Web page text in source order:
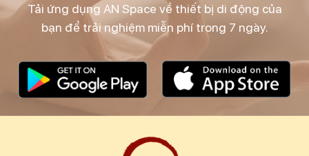
Tải ứng dụng AN Space về thiết bị di động của
bạn để trải nghiệm miễn phí trong 7 ngày.